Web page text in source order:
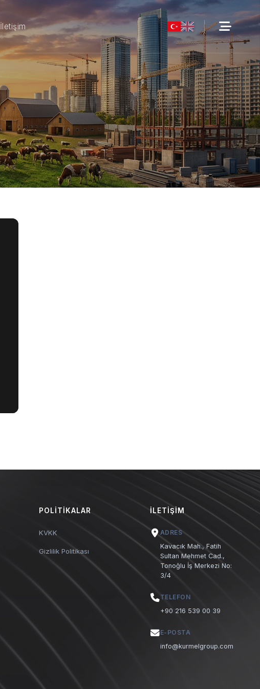
İletişim
POLITIKALAR
KVKK
Gizlilik Politikası
İLETIŞIM
ADRES
Kavacık Mah., Fatih
Sultan Mehmet Cad.,
Tonoğlu İş Merkezi No:
3/4
TELEFON
+90 216 539 00 39
E-POSTA
info@kurmelgroup.com